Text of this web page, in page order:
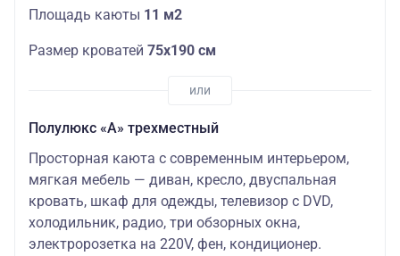
Площадь каюты 11 м2
Размер кроватей 75х190 см
Полулюкс «А» трехместный
Просторная каюта с современным интерьером,
мягкая мебель — диван, кресло, двуспальная
кровать, шкаф для одежды, телевизор c DVD,
холодильник, радио, три обзорных окна,
электророзетка на 220V, фен, кондиционер.